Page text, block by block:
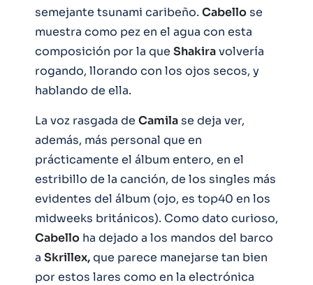
semejante tsunami caribeño. Cabellose
muestra como pez en el agua con esta
composición por la que Shakiravolvería
rogando, llorando con los ojos secos, y
hablando de ella.
La voz rasgada de Camilase deja ver,
además, más personal que en
prácticamente el álbum entero, en el
estribillo de la canción, de los singles más
evidentes del álbum (ojo, es top40 en los
midweeks británicos). Como dato curioso,
Cabello ha dejado a los mandos del barco
a Skrillex,que parece manejarse tan bien
por estos lares como en la electrónica